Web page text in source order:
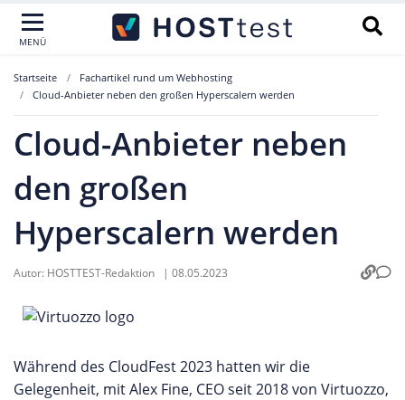
MENÜ
Startseite
Fachartikel rund um Webhosting
Cloud-Anbieter neben den großen Hyperscalern werden
Cloud-Anbieter neben
den großen
Hyperscalern werden
Autor: HOSTTEST-Redaktion | 08.05.2023
Während des CloudFest 2023 hatten wir die
Gelegenheit, mit Alex Fine, CEO seit 2018 von Virtuozzo,